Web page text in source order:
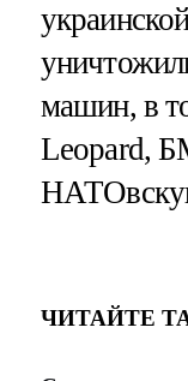
машин, в
Leopard,
ЧИТАЙТЕ